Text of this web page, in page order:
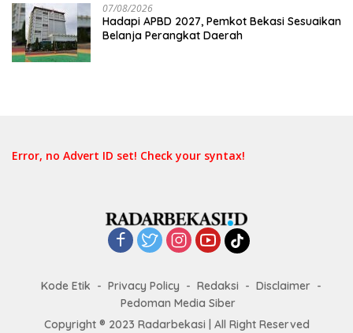
07/08/2026
Hadapi APBD 2027, Pemkot Bekasi Sesuaikan
Belanja Perangkat Daerah
Error, no Advert ID set! Check your syntax!
Kode Etik Privacy Policy Redaksi
Disclaimer
Pedoman Media Siber
Copyright ® 2023 Radarbekasi | All Right Reserved